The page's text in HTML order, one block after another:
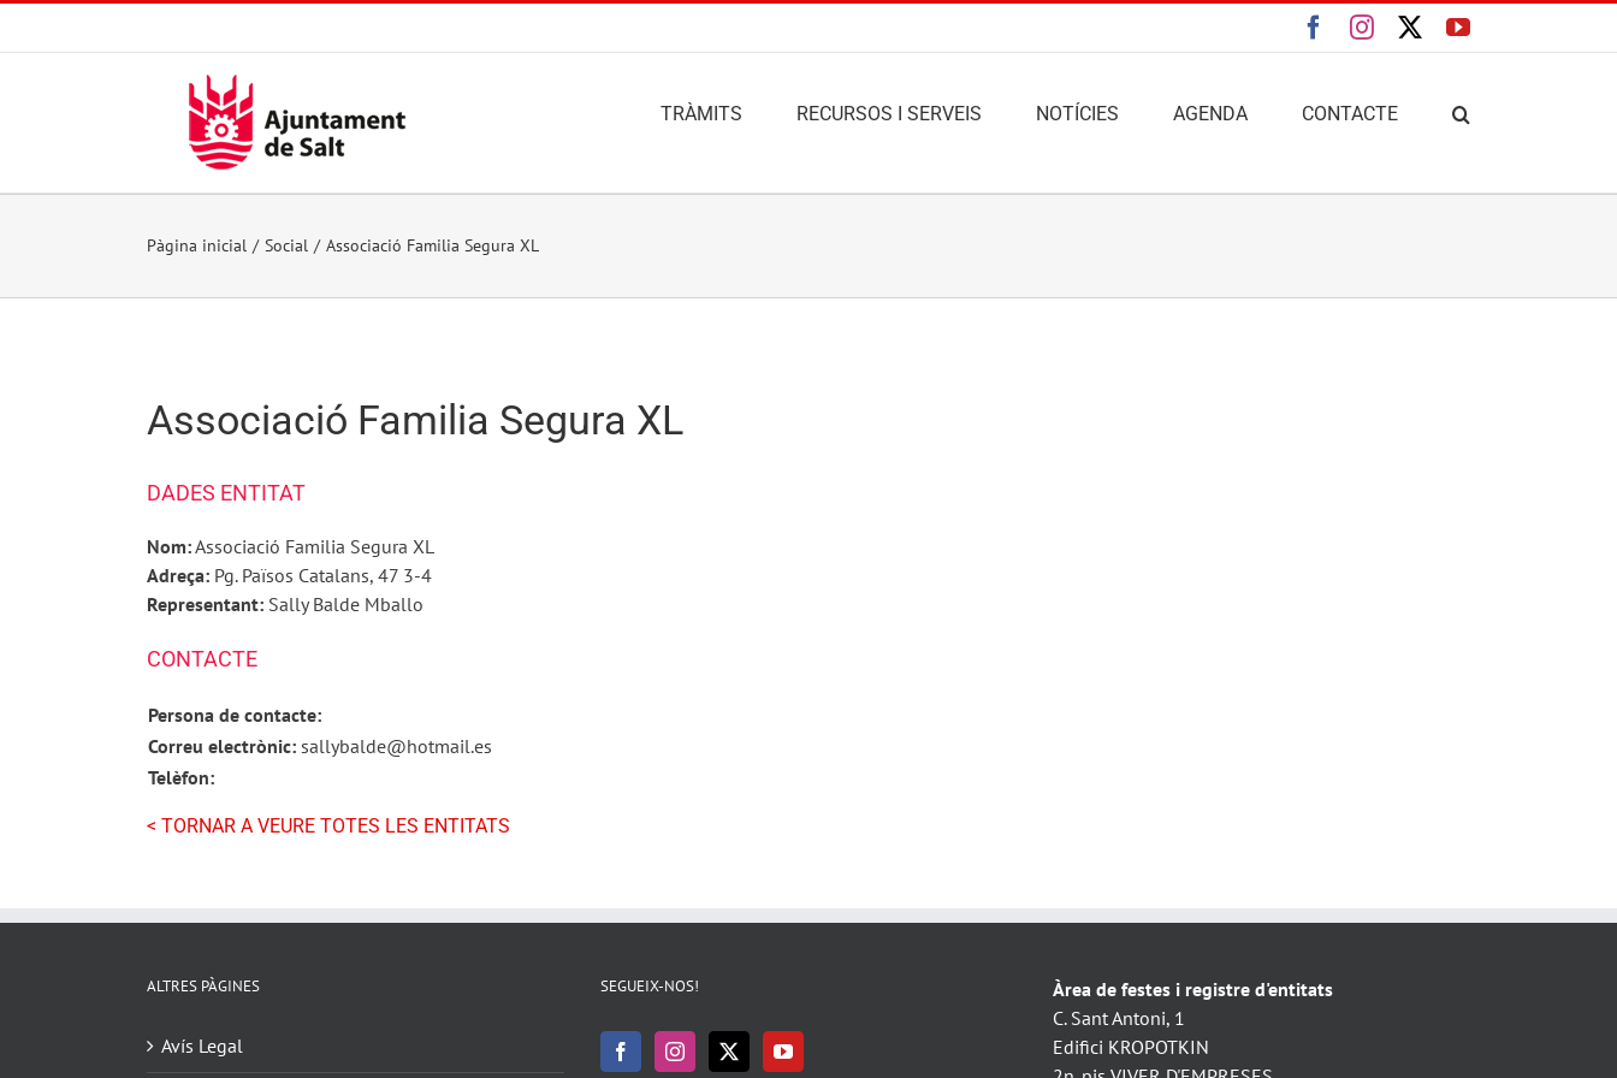
Facebook
InstagramYouTube
TRÀMITS RECURSOS I SERVEIS NOTÍCIES AGENDA CONTACTE
Pàgina inicial Social Associació Familia Segura XL
Associació Familia Segura XL
DADES ENTITAT
Nom:Associació Familia Segura XL
Adreça: Pg. Països Catalans, 47 3-4
Representant: Sally Balde Mballo
CONTACTE
Persona de contacte:
Correu electrònic: sallybalde@hotmail.es
Telèfon:
< TORNAR A VEURE TOTES LES ENTITATS
ALTRES PÀGINES
Avís Legal
SEGUEIX-NOS!
Àrea de festes i registre d'entitats
C. Sant Antoni, 1
Edifici KROPOTKIN